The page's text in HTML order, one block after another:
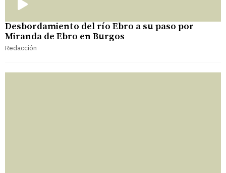
Desbordamiento del río Ebro a su paso por
Miranda de Ebro en Burgos
Redacción